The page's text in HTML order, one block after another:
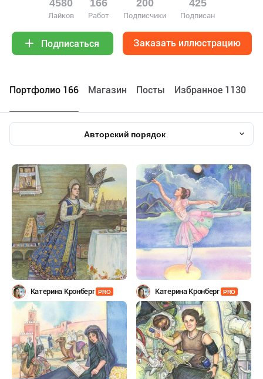
4580
Лайков
166
Работ
200
Подписчики
425
Подписан
Подписаться Заказать иллюстрацию
Портфолио 166 Maгазин Посты Избранное 1130
Авторский порядок
Катерина Кронберг PRO Катерина Кронберг PRO